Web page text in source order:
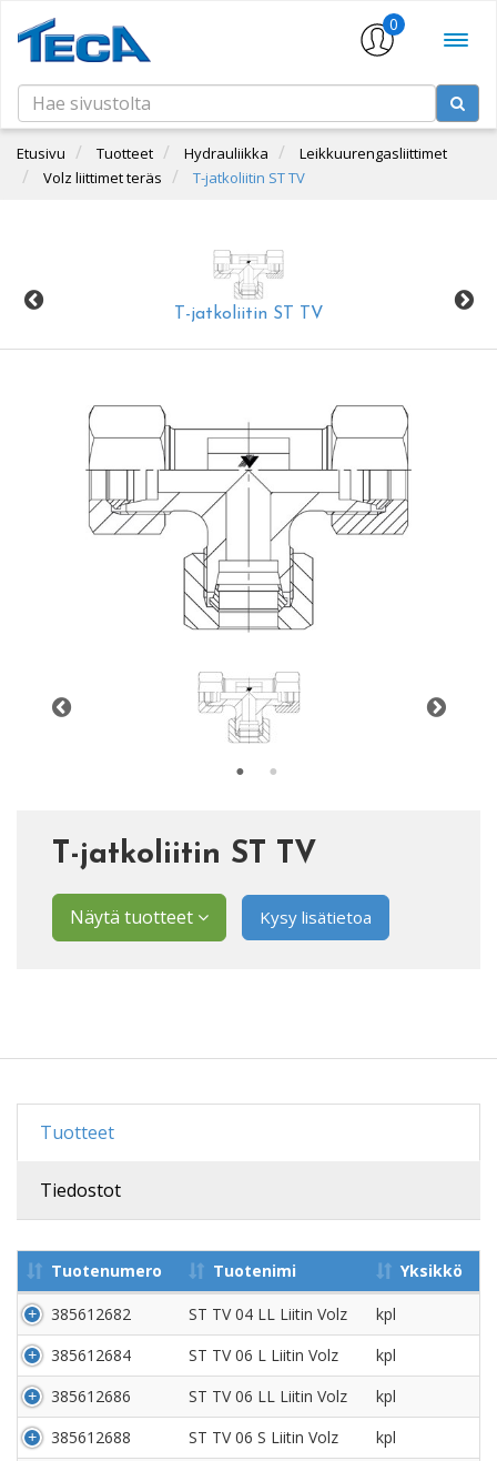
0
Etusivu Tuotteet Hydrauliikka
Leikkuurengasliittimet
Volz liittimet teräs
T-jatkoliitin ST TV
T-jatkoliitin ST TV
T-jatkoliitin ST TV
Näytä tuotteet Kysy lisätietoa
Tuotteet
Tiedostot
Tuotenumero Tuotenimi Yksikkö
385612682 ST TV 04 LL Liitin Volz
kpl
385612684
ST TV 06 L Liitin Volz
kpl
385612686
ST TV 06 LL Liitin Volz
kpl
385612688
ST TV 06 S Liitin Volz
kpl